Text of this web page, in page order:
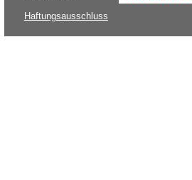
Haftungsausschluss